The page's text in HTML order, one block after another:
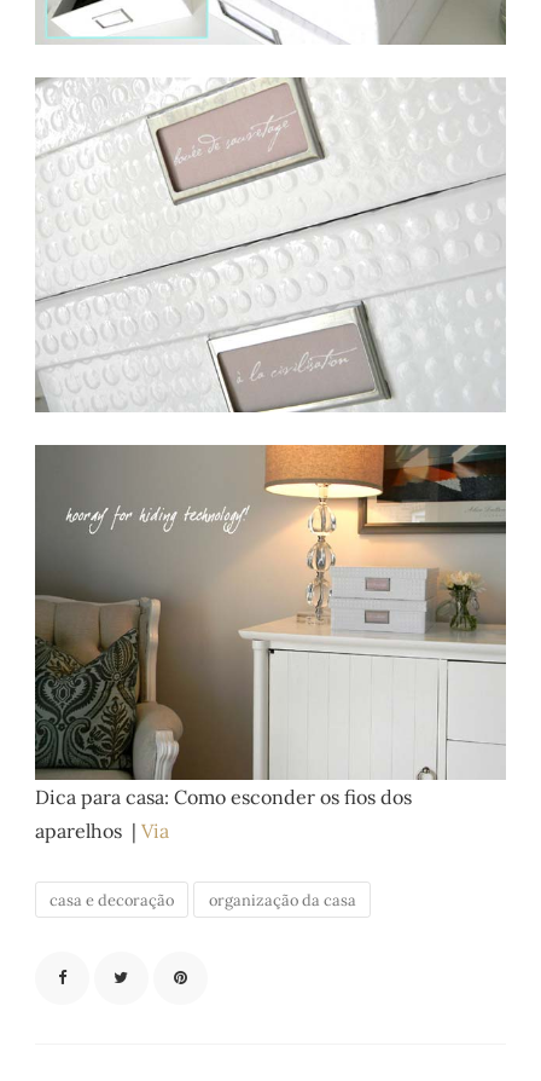
Dica para casa: Como esconder os fios dos
aparelhos |Via
casa e decoração organização da casa